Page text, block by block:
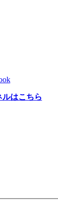
ルはこちら